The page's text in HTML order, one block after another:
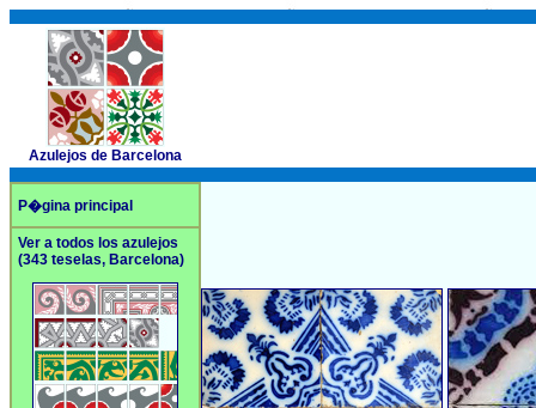
Azulejos de Barcelona
P�gina principal
Ver a todos los azulejos
(343 teselas, Barcelona)